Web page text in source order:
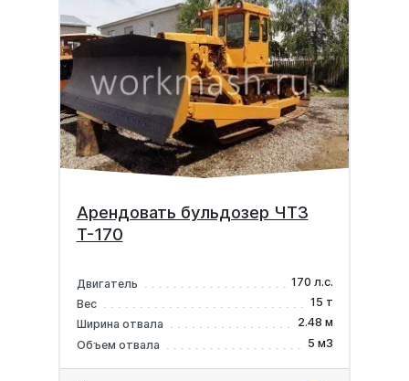
Арендовать бульдозер ЧТЗ
Т-170
Двигатель
170 л.с.
Вес
15 т
Ширина отвала
2.48 м
Объем отвала
5 м3